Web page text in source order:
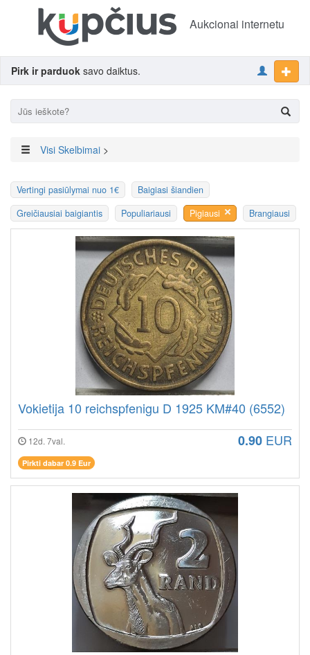
Aukcionai internetu
Pirk ir parduok savo daiktus.
Visi Skelbimai >
Vertingi pasiūlymai nuo 1€
Baigiasi šiandien
Greičiausiai baigiantis
Populiariausi Pigiausi Brangiausi
Vokietija 10 reichspfenigu D 1925 KM#40 (6552)
12d. 7val. 0.90 EUR
Pirkti dabar 0.9 Eur